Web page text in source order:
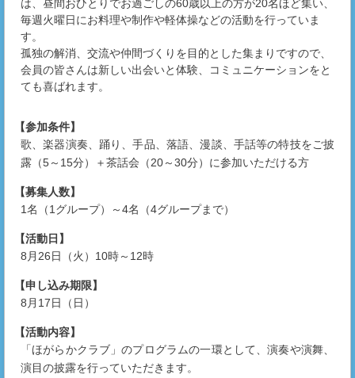
は、昼間おひとりでお過ごしの60歳以上の方が20名ほど集い、
毎週火曜日にお料理や制作や軽体操などの活動を行っていま
す。
孤独の解消、交流や仲間づくりを目的とした集まりですので、
会員の皆さんは新しい出会いと体験、コミュニケーションをと
ても喜ばれます。
【参加条件】
歌、楽器演奏、踊り、手品、落語、漫談、手話等の特技をご披
露（5～15分）＋茶話会（20～30分）に参加いただける方
【募集人数】
1名（1グループ）～4名（4グループまで）
【活動日】
8月26日（火）10時～12時
【申し込み期限】
8月17日（日）
【活動内容】
「ほがらかクラブ」のプログラムの一環として、演奏や演舞、
演目の披露を行っていただきます。